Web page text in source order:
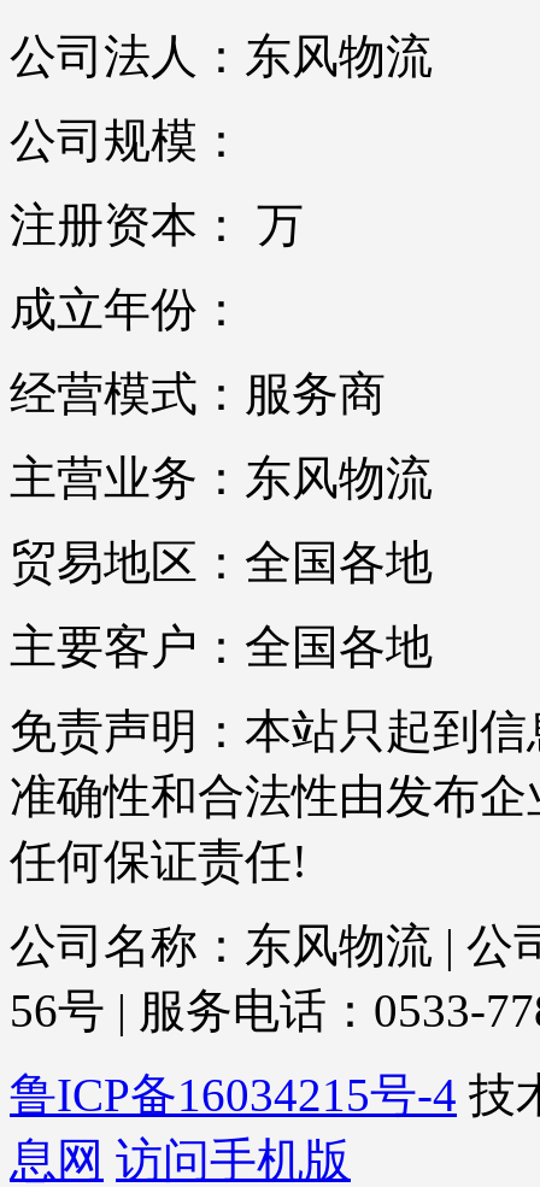
公司法人：东风物流
公司规模：
注册资本： 万
成立年份：
经营模式：服务商
主营业务：东风物流
贸易地区：全国各地
主要客户：全国各地
免责声明：本站只起到
准确性和合法性由发布
任何保证责任!
公司名称：东风物流 | 公
56号 | 服务电话：0533-
鲁ICP备16034215号-4 技
息网 访问手机版